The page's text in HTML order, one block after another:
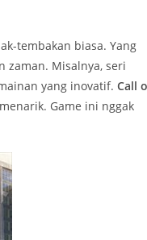
tembakan biasa. Yang
zaman. Misalnya, seri
yang inovatif. Call
Game ini nggak